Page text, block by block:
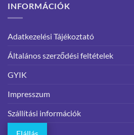
INFORMÁCIÓK
Adatkezelési Tájékoztató
Általános szerződési feltételek
GYIK
Impresszum
Szállítási információk
Elállás